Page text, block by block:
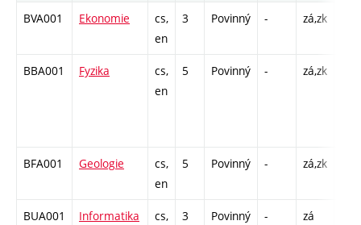
BVA001 Ekonomie
cs,
en
3 Povinný - zá,zk
BBA001 Fyzika
cs,
en
5 Povinný - zá,zk
BFA001 Geologie
cs,
en
5 Povinný - zá,zk
BUA001 Informatika
cs,
3 Povinný - zá